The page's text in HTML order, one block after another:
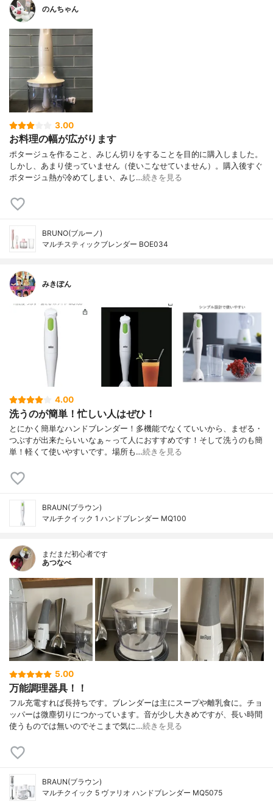
のんちゃん
3.00
お料理の幅が広がります
ポタージュを作ること、みじん切りをすることを目的に購入しました。
しかし、あまり使っていません（使いこなせていません）。購入後すぐ
ポタージュ熱が冷めてしまい、みじ…続きを見る
BRUNO(ブルーノ)
マルチスティックブレンダー BOE034
みきぽん
4.00
洗うのが簡単！忙しい人はぜひ！
とにかく簡単なハンドブレンダー！多機能でなくていいから、まぜる・
つぶすが出来たらいいなぁ～って人におすすめです！そして洗うのも簡
単！軽くて使いやすいです。場所も…続きを見る
BRAUN(ブラウン)
マルチクイック 1 ハンドブレンダー MQ100
まだまだ初心者です
あつなべ
5.00
万能調理器具！！
フル充電すれば長持ちです。ブレンダーは主にスープや離乳食に。チョ
ッパーは微塵切りにつかっています。音が少し大きめですが、長い時間
使うものでは無いのでそこまで気に…続きを見る
BRAUN(ブラウン)
マルチクイック 5 ヴァリオ ハンドブレンダー MQ5075